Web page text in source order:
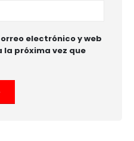
electrónico y web
próxima vez que